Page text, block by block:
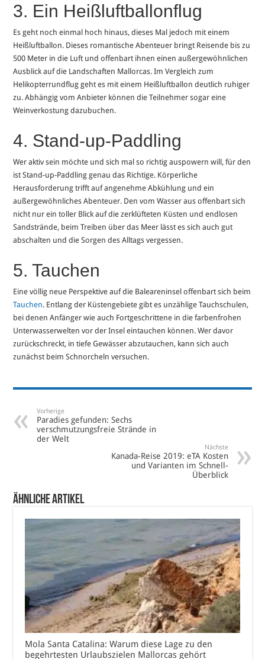
3. Ein Heißluftballonflug
Es geht noch einmal hoch hinaus, dieses Mal jedoch mit einem
Heißluftballon. Dieses romantische Abenteuer bringt Reisende bis zu
500 Meter in die Luft und offenbart ihnen einen außergewöhnlichen
Ausblick auf die Landschaften Mallorcas. Im Vergleich zum
Helikopterrundflug geht es mit einem Heißluftballon deutlich ruhiger
zu. Abhängig vom Anbieter können die Teilnehmer sogar eine
Weinverkostung dazubuchen.
4. Stand-up-Paddling
Wer aktiv sein möchte und sich mal so richtig auspowern will, für den
ist Stand-up-Paddling genau das Richtige. Körperliche
Herausforderung trifft auf angenehme Abkühlung und ein
außergewöhnliches Abenteuer. Den vom Wasser aus offenbart sich
nicht nur ein toller Blick auf die zerklüfteten Küsten und endlosen
Sandstrände, beim Treiben über das Meer lässt es sich auch gut
abschalten und die Sorgen des Alltags vergessen.
5. Tauchen
Eine völlig neue Perspektive auf die Baleareninsel offenbart sich beim
Tauchen. Entlang der Küstengebiete gibt es unzählige Tauchschulen,
bei denen Anfänger wie auch Fortgeschrittene in die farbenfrohen
Unterwasserwelten vor der Insel eintauchen können. Wer davor
zurückschreckt, in tiefe Gewässer abzutauchen, kann sich auch
zunächst beim Schnorcheln versuchen.
Vorherige
Paradies gefunden: Sechs
verschmutzungsfreie Strände in
der Welt
Nächste
Kanada-Reise 2019: eTA Kosten
und Varianten im Schnell-
Überblick
Ähnliche Artikel
Mola Santa Catalina: Warum diese Lage zu den
begehrtesten Urlaubszielen Mallorcas gehört